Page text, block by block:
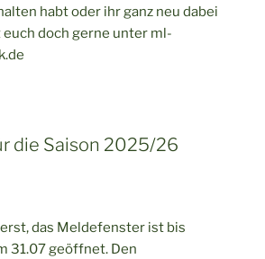
habt oder ihr ganz neu dabei
doch gerne unter ml-
die Saison 2025/26
das Meldefenster ist bis
31.07 geöffnet. Den